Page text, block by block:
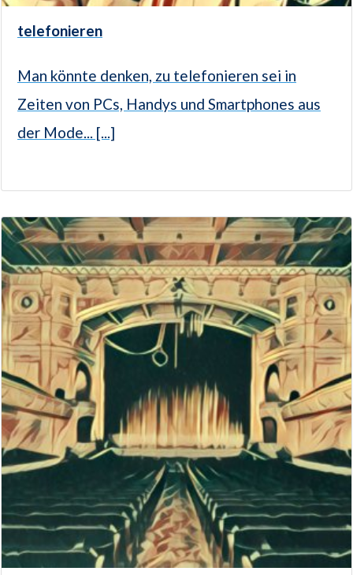
telefonieren
Man könnte denken, zu telefonieren sei in
Zeiten von PCs, Handys und Smartphones aus
der Mode... [...]